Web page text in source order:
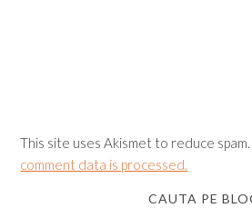
This site uses Akismet to reduce spam.
comment data is processed.
CAUTA PE